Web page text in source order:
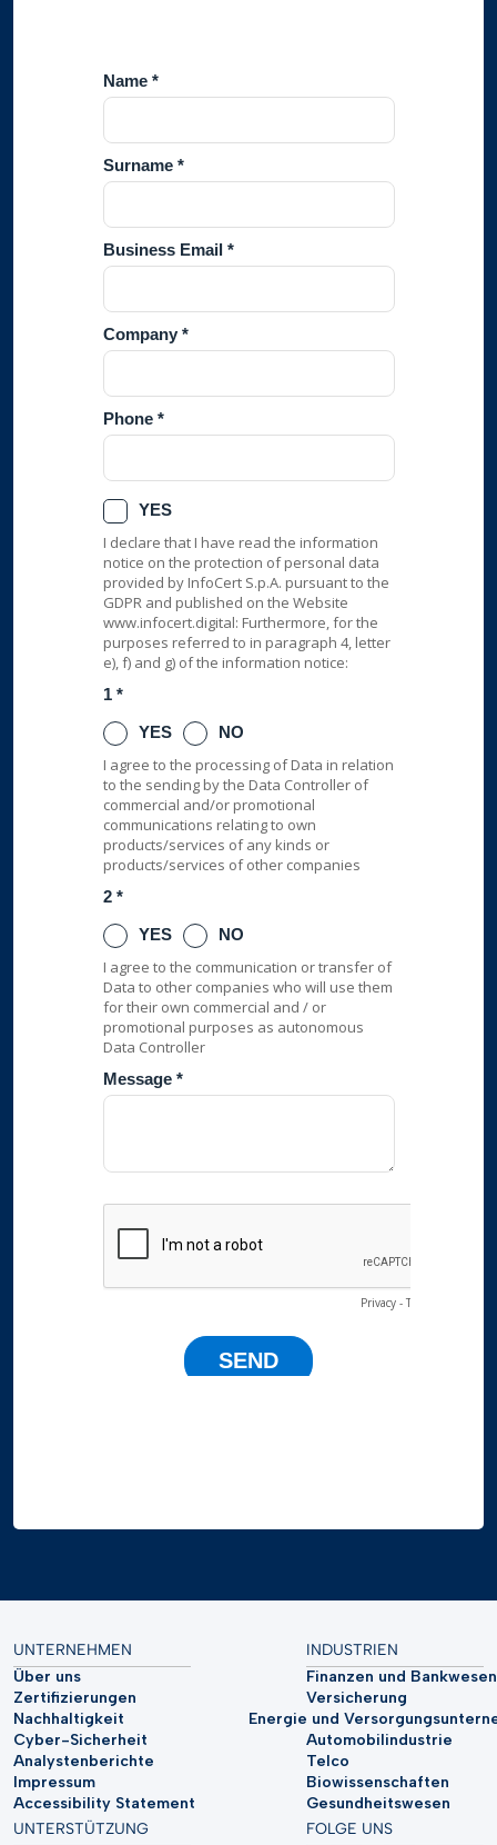
UNTERNEHMEN
Über uns
Zertifizierungen
Nachhaltigkeit
Cyber-Sicherheit
Analystenberichte
Impressum
Accessibility Statement
INDUSTRIEN
Finanzen und Bankwesen
Versicherung
Energie und
Automobilindustrie
Telco
Biowissenschaften
Gesundheitswesen
UNTERSTÜTZUNG
FOLGE UNS